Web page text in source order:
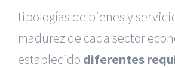
tipologías de bienes y
madurez de cada sector
establecido diferentes